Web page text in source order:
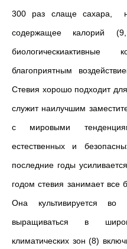
300 раз слаще сахара,
содержащее калорий
благоприятным
Стевия хорошо подходит
служит наилучшим
с мировыми
естественных и
последние годы
годом стевия занимает
Она культивируется во
выращиваться в
климатических зон (8)